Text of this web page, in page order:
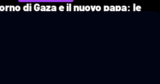
di Gaza e il nuovo papa: le